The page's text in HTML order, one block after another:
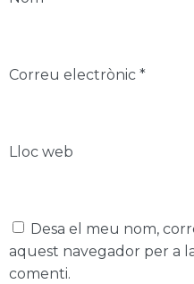
Correu electrònic *
Lloc web
Desa el meu nom,
aquest navegador per a
comenti.